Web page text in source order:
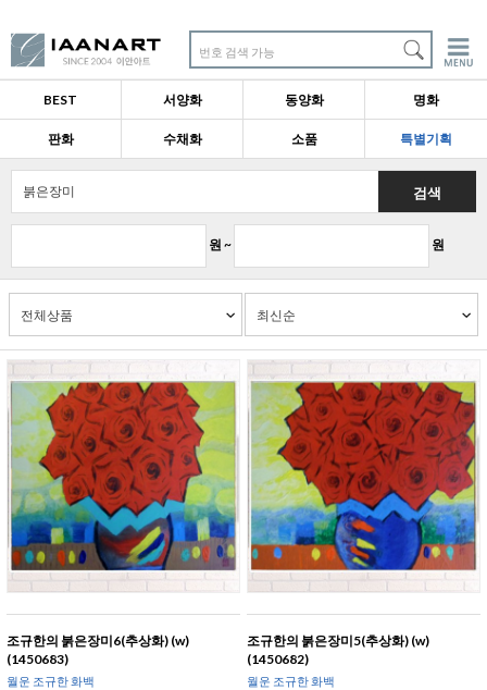
번호 검색 가능
BEST 서양화 동양화 명화
판화 수채화 소품 특별기획
원 ~ 원
검색
조규한의 붉은장미6(추상화) (w)
(1450683)
월운 조규한 화백
조규한의 붉은장미5(추상화) (w)
(1450682)
월운 조규한 화백